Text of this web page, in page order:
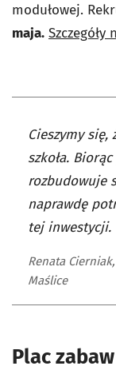
modułowej.
maja. Szczegóły
Cieszymy
szkoła.
rozbudowuje
naprawdę
tej inwestycji.
Renata
Maślice
Plac